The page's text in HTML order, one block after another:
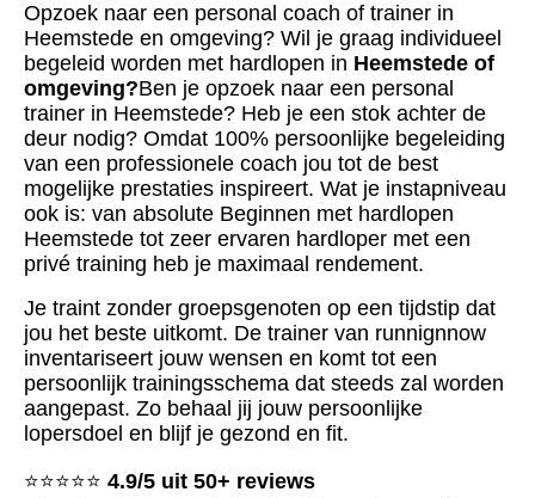
Opzoek naar een personal coach of trainer in
Heemstede en omgeving? Wil je graag individueel
begeleid worden met hardlopen in Heemstede of
omgeving?Ben je opzoek naar een personal
trainer in Heemstede? Heb je een stok achter de
deur nodig? Omdat 100% persoonlijke begeleiding
van een professionele coach jou tot de best
mogelijke prestaties inspireert. Wat je instapniveau
ook is: van absolute Beginnen met hardlopen
Heemstede tot zeer ervaren hardloper met een
privé training heb je maximaal rendement.
Je traint zonder groepsgenoten op een tijdstip dat
jou het beste uitkomt. De trainer van runnignnow
inventariseert jouw wensen en komt tot een
persoonlijk trainingsschema dat steeds zal worden
aangepast. Zo behaal jij jouw persoonlijke
lopersdoel en blijf je gezond en fit.
⭐⭐⭐⭐⭐ 4.9/5 uit 50+ reviews